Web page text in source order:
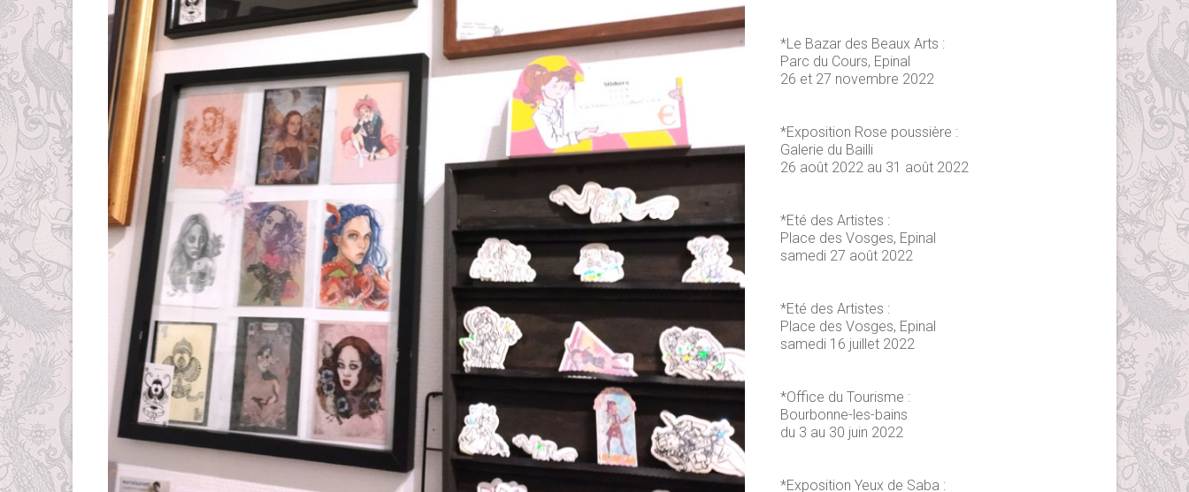
*Le Bazar des Beaux Arts :
Parc du Cours, Epinal
26 et 27 novembre 2022
*Exposition Rose poussière :
Galerie du Bailli
26 août 2022 au 31 août 2022
*Eté des Artistes :
Place des Vosges, Epinal
samedi 27 août 2022
*Eté des Artistes :
Place des Vosges, Epinal
samedi 16 juillet 2022
*Office du Tourisme :
Bourbonne-les-bains
du 3 au 30 juin 2022
*Exposition Yeux de Saba :